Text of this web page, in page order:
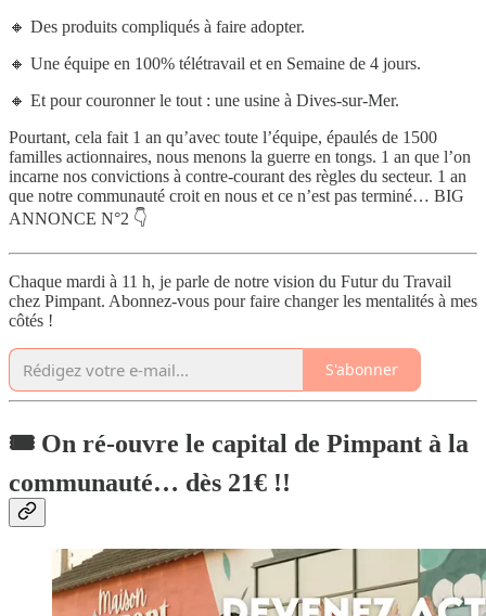
🔸 Des produits compliqués à faire adopter.
🔸 Une équipe en 100% télétravail et en Semaine de 4 jours.
🔸 Et pour couronner le tout : une usine à Dives-sur-Mer.
Pourtant, cela fait 1 an qu’avec toute l’équipe, épaulés de 1500
familles actionnaires, nous menons la guerre en tongs. 1 an que l’on
incarne nos convictions à contre-courant des règles du secteur. 1 an
que notre communauté croit en nous et ce n’est pas terminé… BIG
ANNONCE N°2 👇
Chaque mardi à 11 h, je parle de notre vision du Futur du Travail
chez Pimpant. Abonnez-vous pour faire changer les mentalités à mes
côtés !
S'abonner
🎟️ On ré-ouvre le capital de Pimpant à la
communauté… dès 21€ !!